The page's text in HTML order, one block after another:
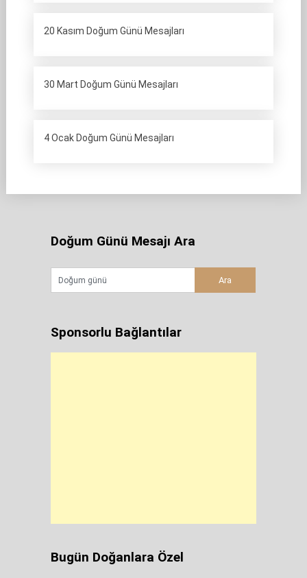
20 Kasım Doğum Günü Mesajları
30 Mart Doğum Günü Mesajları
4 Ocak Doğum Günü Mesajları
Doğum Günü Mesajı Ara
Sponsorlu Bağlantılar
Bugün Doğanlara Özel